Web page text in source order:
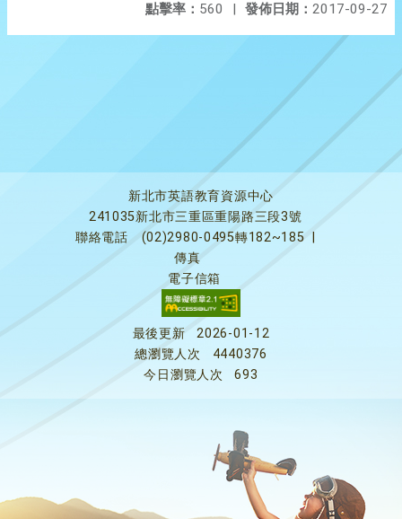
發佈日期： 2017-09-27
點擊率： 560 |
新北市英語教育資源中心
241035新北市三重區重陽路三段3號
聯絡電話
(02)2980-0495轉182~185
傳真
電子信箱
最後更新
2026-01-12
總瀏覽人次
4440376
今日瀏覽人次
693